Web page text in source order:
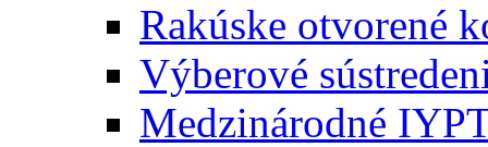
Rakúske otvorené
Výberové
Medzinárodné